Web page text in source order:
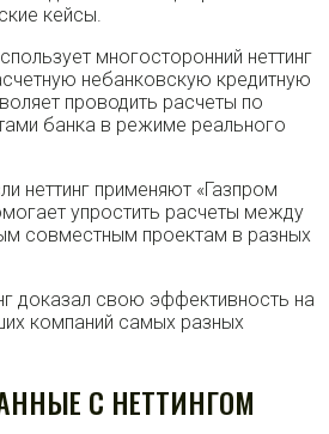
кейсы.
многосторонний неттинг
небанковскую кредитную
проводить расчеты по
банка в режиме реального
неттинг применяют «Газпром
упростить расчеты между
совместным проектам в разных
доказал свою эффективность на
компаний самых разных
С НЕТТИНГОМ